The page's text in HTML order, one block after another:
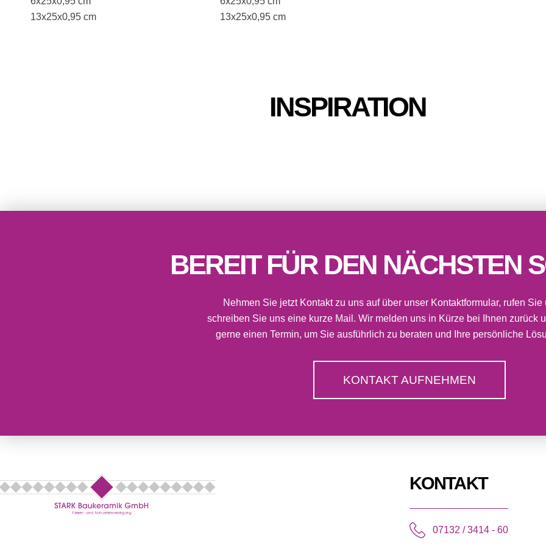
13x25x0,95 cm
13x25x0,95 cm
INSPIRATION
BEREIT FÜR DEN NÄCHSTEN
Nehmen Sie jetzt Kontakt zu uns auf über unser Kontaktformular, rufen Sie
schreiben Sie uns eine kurze Mail. Wir melden uns in Kürze bei Ihnen zurück
gerne einen Termin, um Sie ausführlich zu beraten und Ihre persönliche
KONTAKT AUFNEHMEN
KONTAKT
07132 / 3414 - 60